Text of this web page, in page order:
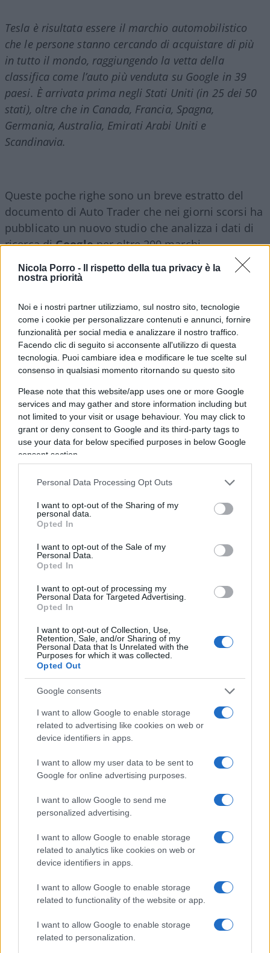
Nicola Porro -
Il rispetto della tua privacy è la
nostra priorità
Noi e i nostri partner utilizziamo, sul nostro sito, tecnologie
come i cookie per personalizzare contenuti e annunci, fornire
funzionalità per social media e analizzare il nostro traffico.
Facendo clic di seguito si acconsente all'utilizzo di questa
tecnologia. Puoi cambiare idea e modificare le tue scelte sul
consenso in qualsiasi momento ritornando su questo sito
Please note that this website/app uses one or more Google
services and may gather and store information including but
not limited to your visit or usage behaviour. You may click to
grant or deny consent to Google and its third-party tags to
use your data for below specified purposes in below Google
consent section.
Personal Data Processing Opt Outs
I want to opt-out of the Sharing of my
personal data.
Opted In
I want to opt-out of the Sale of my
Personal Data.
Opted In
I want to opt-out of processing my
Personal Data for Targeted Advertising.
Opted In
I want to opt-out of Collection, Use,
Retention, Sale, and/or Sharing of my
Personal Data that Is Unrelated with the
Purposes for which it was collected.
Opted Out
Google consents
I want to allow Google to enable storage
related to advertising like cookies on web or
device identifiers in apps.
I want to allow my user data to be sent to
Google for online advertising purposes.
I want to allow Google to send me
personalized advertising.
I want to allow Google to enable storage
related to analytics like cookies on web or
device identifiers in apps.
I want to allow Google to enable storage
related to functionality of the website or app.
I want to allow Google to enable storage
related to personalization.
Tesla è risultata essere il marchio automobilistico
che le persone stanno cercando di acquistare di più
in tutto il mondo, raggiungendo la vetta della
classifica come l’auto più venduta su Google in 39
paesi. È arrivata prima negli Stati Uniti (in 25 dei 50
stati), oltre che in Canada, Francia, Spagna,
Germania, Australia, Emirati Arabi Uniti e
Scandinavia.
Queste poche righe sono un breve estratto del
documento di Auto Trader che nei giorni scorsi ha
pubblicato un nuovo studio che analizza i dati di
ricerca diGoogleper oltre 200 marchi
automobilistici in oltre 180 paesi per trovare le
automobili che i consumatori desiderano di più. I
dell’imminente scomparsa delle auto a gas e
diesel, c’è stato un significativo spostamento della
domanda dei consumatori verso veicoli elettrici a
“emissioni zero”. Il nuovo studio di Auto Trader ha
identificato in Tesla Inc. una delle case
automobilistiche più ricercate e famose al mondo
tra i consumatori.
Tesladomina le classifiche globali di ricerca su
Internet per auto.
Negli Stati Uniti, Tesla è in testa, ma Jeep segue da
vicino al secondo posto. Secondo i dati di Auto
Trader, Tesla sembra vincere la guerra dei prezzi
tra i veicoli elettrici. Alla fine di gennaio,
Tesla
riduzioni di prezzo e incentivi governativi
Così il taglio del 20% ed i benefici fiscali hanno
messo in corsa tantissimi appassionati di ciò che
l’auto di Musk rappresenta davvero: un salto nel
futuro. Questa decisione sembra aver favorito
l’azienda di Musk che sta beneficiando di una
forte popolarità, ma anche di tante vendte, anche
in CIna.
A maggio,The Driven , un blog automobilistico
australiano, ha riferito che il veicolo Model Y
dell’azienda ha superato laToyota Corolla
l’auto più venduta al mondo. di Tesla ha una
forte possibilità di diventare lo standard in Nord